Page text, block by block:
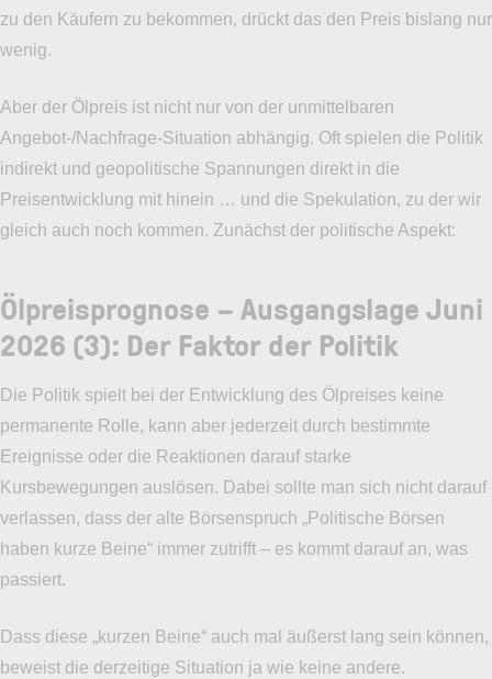
zu den Käufern zu bekommen, drückt das den Preis bislang nur
wenig.
Aber der Ölpreis ist nicht nur von der unmittelbaren
Angebot-/Nachfrage-Situation abhängig. Oft spielen die Politik
indirekt und geopolitische Spannungen direkt in die
Preisentwicklung mit hinein … und die Spekulation, zu der wir
gleich auch noch kommen. Zunächst der politische Aspekt:
Ölpreisprognose – Ausgangslage Juni
2026 (3): Der Faktor der Politik
Die Politik spielt bei der Entwicklung des Ölpreises keine
permanente Rolle, kann aber jederzeit durch bestimmte
Ereignisse oder die Reaktionen darauf starke
Kursbewegungen auslösen. Dabei sollte man sich nicht darauf
verlassen, dass der alte Börsenspruch „Politische Börsen
haben kurze Beine“ immer zutrifft – es kommt darauf an, was
passiert.
Dass diese „kurzen Beine“ auch mal äußerst lang sein können,
beweist die derzeitige Situation ja wie keine andere.